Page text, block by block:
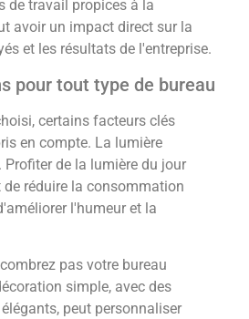
de travail propices à la
avoir un impact direct sur la
et les résultats de l'entreprise.
pour tout type de bureau
certains facteurs clés
en compte. La lumière
de la lumière du jour
réduire la consommation
l'humeur et la
pas votre bureau
simple, avec des
peut personnaliser